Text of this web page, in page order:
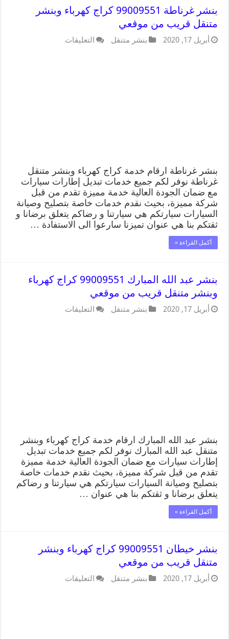
بنشر غرناطة 99009551 كراج كهرباء وبنشر
متنقل قريب من موقعي
أبريل 17, 2020 بنشر متنقل التعليقات
بنشر غرناطة ارقام خدمة كراج كهرباء وبنشر متنقل
غرناطة نوفر لكم جميع خدمات تبديل إطارات سيارات
مع ضمان الجودة العالية خدمة مميزة تقدم من قبل
شركة مميزة، بحيث نقدم خدمات خاصة بتصليح وصيانة
السيارات سيارتكم هي سيارتنا و رضاكم يتعلق برضانا و
ثقتكم بنا هي عنوان تميزنا سارعوا الى الاستفادة …
أكمل القراءة »
بنشر عبد الله المبارك 99009551 كراج كهرباء
وبنشر متنقل قريب من موقعي
أبريل 17, 2020 بنشر متنقل التعليقات
بنشر عبد الله المبارك ارقام خدمة كراج كهرباء وبنشر
متنقل عبد الله المبارك نوفر لكم جميع خدمات تبديل
إطارات سيارات مع ضمان الجودة العالية خدمة مميزة
تقدم من قبل شركة مميزة، بحيث نقدم خدمات خاصة
بتصليح وصيانة السيارات سيارتكم هي سيارتنا و رضاكم
يتعلق برضانا و ثقتكم بنا هي عنوان …
أكمل القراءة »
بنشر خيطان 99009551 كراج كهرباء وبنشر
متنقل قريب من موقعي
أبريل 17, 2020 بنشر متنقل التعليقات